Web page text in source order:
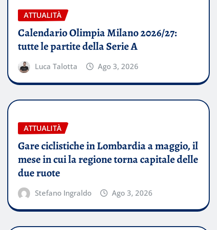
ATTUALITÀ
Calendario Olimpia Milano 2026/27:
tutte le partite della Serie A
Luca Talotta Ago 3, 2026
ATTUALITÀ
Gare ciclistiche in Lombardia a maggio, il
mese in cui la regione torna capitale delle
due ruote
Stefano Ingraldo Ago 3, 2026